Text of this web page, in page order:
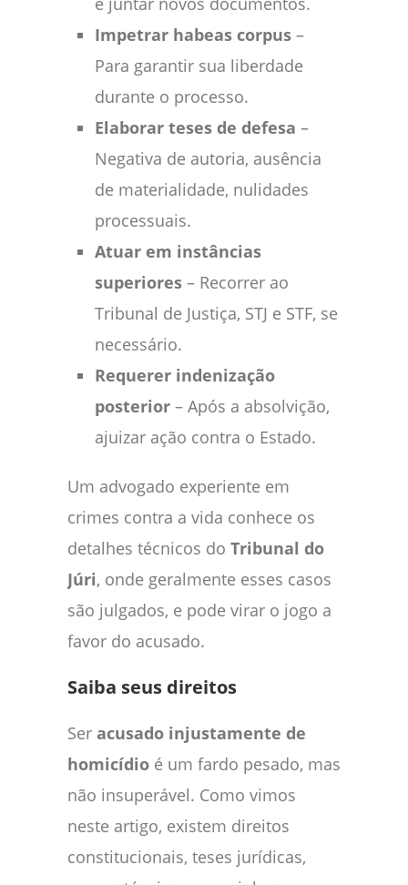
Impetrar habeas corpus –
Para garantir sua liberdade
durante o processo.
Elaborar teses de defesa –
Negativa de autoria, ausência
de materialidade, nulidades
processuais.
Atuar em instâncias
superiores – Recorrer ao
Tribunal de Justiça, STJ e STF, se
necessário.
Requerer indenização
posterior – Após a absolvição,
ajuizar ação contra o Estado.
Um advogado experiente em
crimes contra a vida conhece os
detalhes técnicos do Tribunal do
Júri, onde geralmente esses casos
são julgados, e pode virar o jogo a
favor do acusado.
Saiba seus direitos
Ser acusado injustamente de
homicídio é um fardo pesado, mas
não insuperável. Como vimos
neste artigo, existem direitos
constitucionais, teses jurídicas,